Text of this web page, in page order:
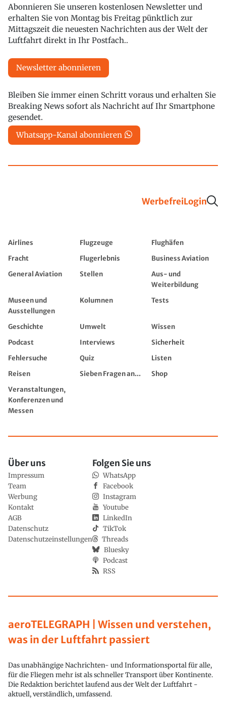
Abonnieren Sie unseren kostenlosen Newsletter und
erhalten Sie von Montag bis Freitag pünktlich zur
Mittagszeit die neuesten Nachrichten aus der Welt der
Luftfahrt direkt in Ihr Postfach..
Newsletter abonnieren
Bleiben Sie immer einen Schritt voraus und erhalten Sie
Breaking News sofort als Nachricht auf Ihr Smartphone
gesendet.
Whatsapp-Kanal abonnieren
WerbefreiLogin
Airlines Flugzeuge
Flughäfen
Fracht
Flugerlebnis
Business Aviation
General Aviation
Stellen
Aus- und
Weiterbildung
Museen und
Ausstellungen
Kolumnen Tests
Geschichte Umwelt
Wissen
Podcast
Interviews
Sicherheit
Fehlersuche
Quiz
Listen
Reisen
Sieben Fragen an...
Shop
Veranstaltungen,
Konferenzen und
Messen
aeroTELEGRAPH | Wissen und verstehen,
was in der Luftfahrt passiert
Das unabhängige Nachrichten- und Informationsportal für alle,
für die Fliegen mehr ist als schneller Transport über Kontinente.
Die Redaktion berichtet laufend aus der Welt der Luftfahrt -
aktuell, verständlich, umfassend.
Über uns
Impressum
Team
Werbung
Kontakt
AGB
Datenschutz
Datenschutzeinstellungen
Folgen Sie uns
WhatsApp
Facebook
Instagram
Youtube
LinkedIn
TikTok
Threads
Bluesky
Podcast
RSS